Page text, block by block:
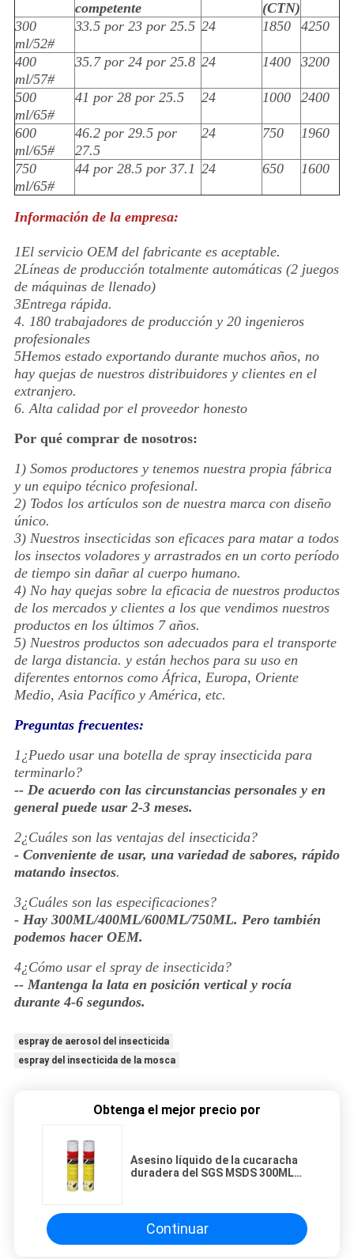
competente
(CTN)
300
ml/52#
33.5 por 23 por 25.5 24 1850 4250
400
ml/57#
35.7 por 24 por 25.8 24 1400 3200
500
ml/65#
41 por 28 por 25.5 24 1000 2400
600
ml/65#
46.2 por 29.5 por
27.5
24 750 1960
750
ml/65#
44 por 28.5 por 37.1 24 650 1600
Información de la empresa:
1El servicio OEM del fabricante es aceptable.
2Líneas de producción totalmente automáticas (2 juegos
de máquinas de llenado)
3Entrega rápida.
4. 180 trabajadores de producción y 20 ingenieros
profesionales
5Hemos estado exportando durante muchos años, no
hay quejas de nuestros distribuidores y clientes en el
extranjero.
6. Alta calidad por el proveedor honesto
Por qué comprar de nosotros:
1) Somos productores y tenemos nuestra propia fábrica
y un equipo técnico profesional.
2) Todos los artículos son de nuestra marca con diseño
único.
3) Nuestros insecticidas son eficaces para matar a todos
los insectos voladores y arrastrados en un corto período
de tiempo sin dañar al cuerpo humano.
4) No hay quejas sobre la eficacia de nuestros productos
de los mercados y clientes a los que vendimos nuestros
productos en los últimos 7 años.
5) Nuestros productos son adecuados para el transporte
de larga distancia. y están hechos para su uso en
diferentes entornos como África, Europa, Oriente
Medio, Asia Pacífico y América, etc.
Preguntas frecuentes:
1¿Puedo usar una botella de spray insecticida para
terminarlo?
-- De acuerdo con las circunstancias personales y en
general puede usar 2-3 meses.
2¿Cuáles son las ventajas del insecticida?
- Conveniente de usar, una variedad de sabores, rápido
matando insectos.
3¿Cuáles son las especificaciones?
- Hay 300ML/400ML/600ML/750ML. Pero también
podemos hacer OEM.
4¿Cómo usar el spray de insecticida?
-- Mantenga la lata en posición vertical y rocía
durante 4-6 segundos.
espray de aerosol del insecticida
espray del insecticida de la mosca
Obtenga el mejor precio por
Asesino líquido de la cucaracha
duradera del SGS MSDS 300ML
Continuar